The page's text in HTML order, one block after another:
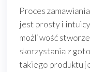
Proces
jest prosty i
możliwość
skorzystania z
takiego produktu